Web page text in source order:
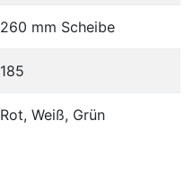
260 mm Scheibe
185
Rot, Weiß, Grün